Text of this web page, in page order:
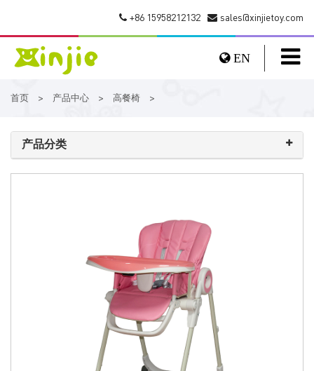
sales@xinjietoy.com
+86 15958212132
EN
首页 > 产品中心 > 高餐椅 >
产品分类